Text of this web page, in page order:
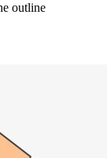
outline